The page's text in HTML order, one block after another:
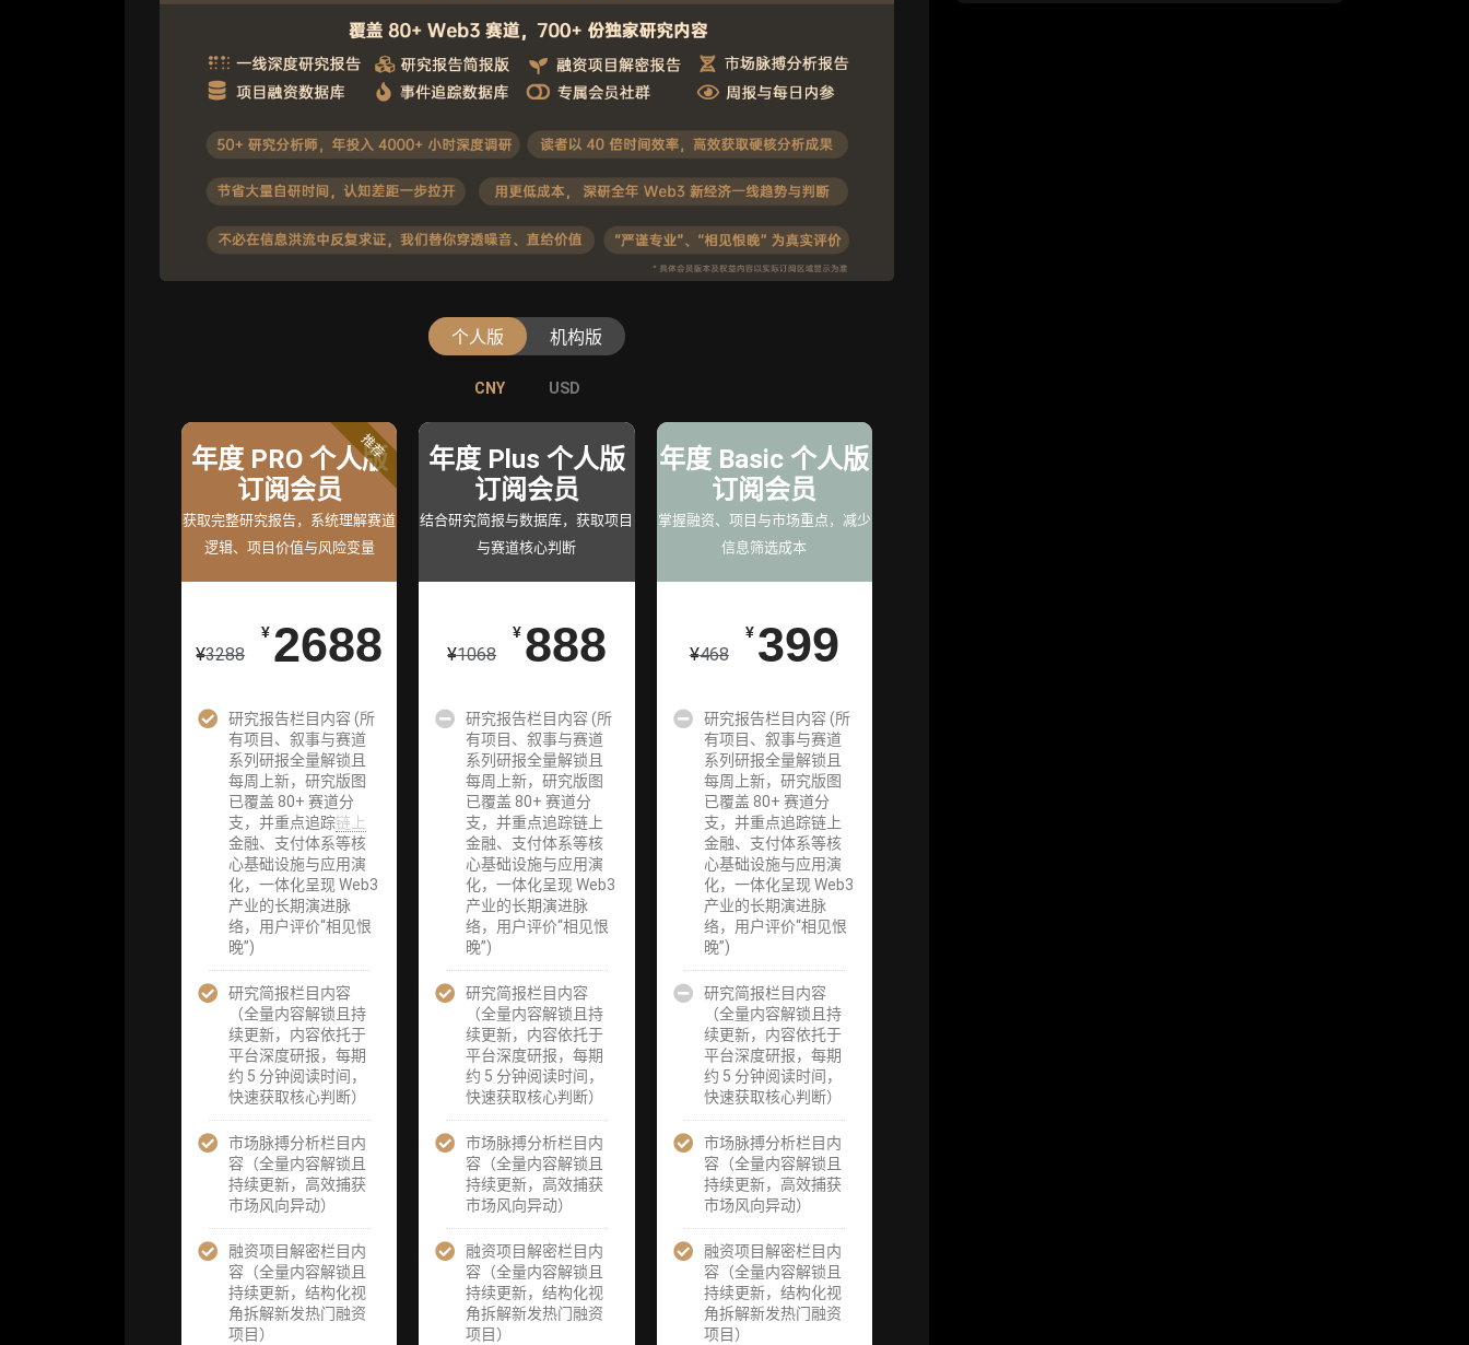
个人版 机构版
CNY USD
年度 PRO 个人版
订阅会员
获取完整研究报告，系统理解赛道
逻辑、项目价值与风险变量
¥3288
¥ 2688
研究报告栏目内容 (所
有项目、叙事与赛道
系列研报全量解锁且
每周上新，研究版图
已覆盖 80+ 赛道分
支，并重点追踪链上
金融、支付体系等核
心基础设施与应用演
化，一体化呈现 Web3
产业的长期演进脉
络，用户评价“相见恨
晚”)
研究简报栏目内容
（全量内容解锁且持
续更新，内容依托于
平台深度研报，每期
约 5 分钟阅读时间，
快速获取核心判断）
市场脉搏分析栏目内
容（全量内容解锁且
持续更新，高效捕获
市场风向异动）
融资项目解密栏目内
容（全量内容解锁且
持续更新，结构化视
角拆解新发热门融资
项目）
推荐
年度 Plus 个人版
订阅会员
结合研究简报与数据库，获取项目
与赛道核心判断
¥1068
¥ 888
研究报告栏目内容 (所
有项目、叙事与赛道
系列研报全量解锁且
每周上新，研究版图
已覆盖 80+ 赛道分
支，并重点追踪链上
金融、支付体系等核
心基础设施与应用演
化，一体化呈现 Web3
产业的长期演进脉
络，用户评价“相见恨
晚”)
研究简报栏目内容
（全量内容解锁且持
续更新，内容依托于
平台深度研报，每期
约 5 分钟阅读时间，
快速获取核心判断）
市场脉搏分析栏目内
容（全量内容解锁且
持续更新，高效捕获
市场风向异动）
融资项目解密栏目内
容（全量内容解锁且
持续更新，结构化视
角拆解新发热门融资
项目）
年度 Basic 个人版
订阅会员
掌握融资、项目与市场重点，减少
信息筛选成本
¥468
¥ 399
研究报告栏目内容 (所
有项目、叙事与赛道
系列研报全量解锁且
每周上新，研究版图
已覆盖 80+ 赛道分
支，并重点追踪链上
金融、支付体系等核
心基础设施与应用演
化，一体化呈现 Web3
产业的长期演进脉
络，用户评价“相见恨
晚”)
研究简报栏目内容
（全量内容解锁且持
续更新，内容依托于
平台深度研报，每期
约 5 分钟阅读时间，
快速获取核心判断）
市场脉搏分析栏目内
容（全量内容解锁且
持续更新，高效捕获
市场风向异动）
融资项目解密栏目内
容（全量内容解锁且
持续更新，结构化视
角拆解新发热门融资
项目）
CNY USD
机构标准年
度服务会员
获取机构级研究与基础服
务
26800
企业多账号
(3 席位，若
需增加席位请
联系客服)
机构增强研究
包（在每期研
报基础上，进
一步提供一页
纸格局图、机
构视角附录、
结构化数据集
与定向持续追
踪数据库，将
研报内容沉淀
为可复用、可
复核、可持续
追踪的机构级
研究资产）
定制化研究服
务（1次，课
题/选题经审
核通过后，由
业内享有盛誉
的研究团队为
你开展专项研
究，并交付一
份完整研究报
告）
标准版
机构高级年
度服务会员
获得专业团队定制研究支
¥ 59800
企业多账号
(3 席位，若
需增加席位请
联系客服)
机构增强研究
包（在每期研
报基础上，进
一步提供一页
纸格局图、机
构视角附录、
结构化数据集
与定向持续追
踪数据库，将
研报内容沉淀
为可复用、可
复核、可持续
追踪的机构级
研究资产）
定制化研究服
务（1次，课
题/选题经审
核通过后，由
业内享有盛誉
的研究团队为
你开展专项研
究，并交付一
份完整研究报
高级版
机构专业年
度服务会员
增强研判深度，获得分析
¥ 98000
企业多账号
(5 席位，若
需增加席位请
联系客服)
机构增强研究
包（在每期研
报基础上，进
一步提供一页
纸格局图、机
构视角附录、
与定向持续追
踪数据库，将
研报内容沉淀
为可复用、可
复核、可持续
追踪的机构级
研究资产）​
定制化研究服
务（1次，课
题/选题经审
业内享有盛誉
的研究团队为
你开展专项研
究，并交付一
份完整研究报
专业版
机构旗舰年
度服务会员
深度洞察支持，满足高阶
研究
¥
129800
企业多账号
(6 席位，若
需增加席位请
联系客服)
机构增强研究
包（在每期研
报基础上，进
一步提供一页
纸格局图、机
结构化数据集
与定向持续追
踪数据库，将
研报内容沉淀
为可复用、可
复核、可持续
追踪的机构级
定制化研究服
务（2次，课
题/选题经审
业内享有盛誉
的研究团队为
你开展专项研
究，并交付两
份完整研究报
旗舰版